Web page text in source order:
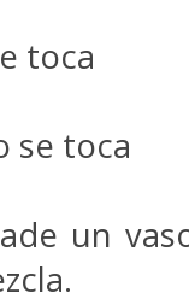
toca
se toca
un